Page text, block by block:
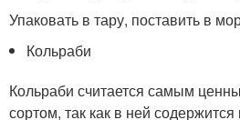
Упаковать в тару, поставить в
Кольраби
Кольраби считается самым
сортом, так как в ней